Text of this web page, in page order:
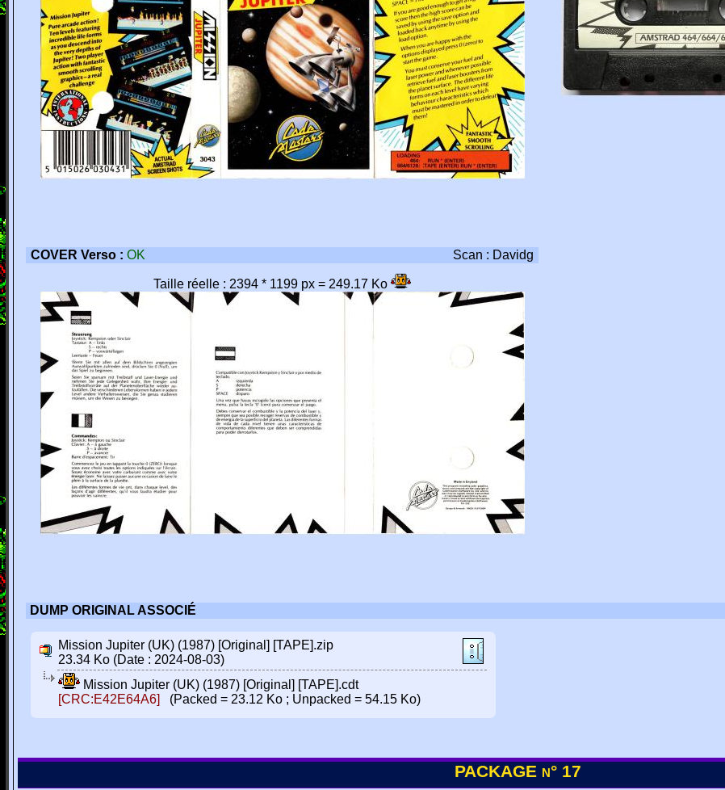
COVER Verso : OK Scan : Davidg
Taille réelle : 2394 * 1199 px = 249.17 Ko
DUMP ORIGINAL ASSOCIÉ
Mission Jupiter (UK) (1987) [Original] [TAPE].zip
23.34 Ko (Date : 2024-08-03)
Mission Jupiter (UK) (1987) [Original] [TAPE].cdt
[CRC:E42E64A6]
(Packed = 23.12 Ko ; Unpacked = 54.15 Ko)
PACKAGE n° 17